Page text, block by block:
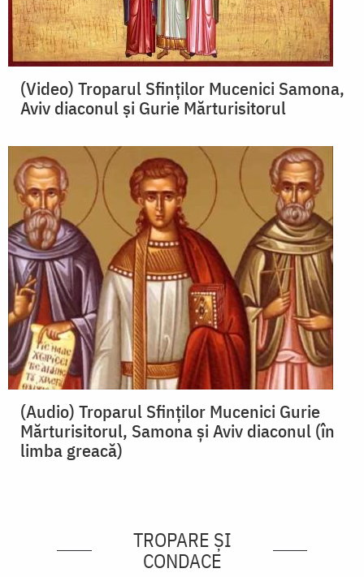
(Video) Troparul Sfinților Mucenici Samona,
Aviv diaconul și Gurie Mărturisitorul
(Audio) Troparul Sfinților Mucenici Gurie
Mărturisitorul, Samona și Aviv diaconul (în
limba greacă)
TROPARE ȘI
CONDACE